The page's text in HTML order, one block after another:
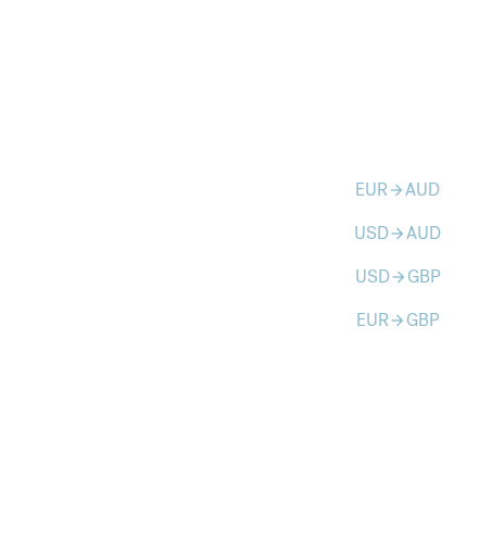
EURarrow_forwardAUD
USDarrow_forwardAUD
USDarrow_forward GBP
EURarrow_forward GBP